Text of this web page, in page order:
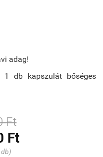
adag!
1 db kapszulát bőséges
Ft
Ft